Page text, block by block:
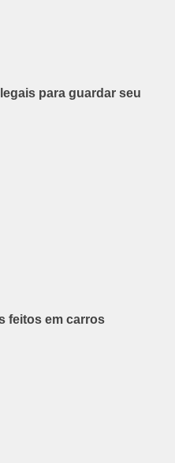
para guardar seu
feitos em carros